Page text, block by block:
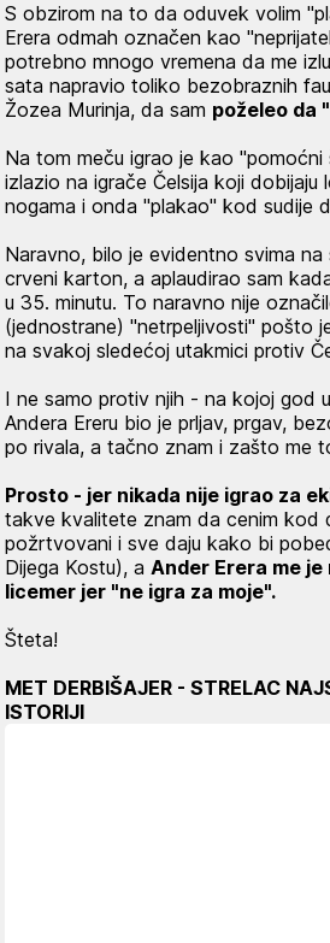
S obzirom na to da oduvek volim
Erera odmah označen kao
potrebno mnogo vremena da me
sata napravio toliko bezobraznih
Žozea Murinja, da sam poželeo da
Na tom meču igrao je kao "pomoćni
izlazio na igrače Čelsija koji dobijaju
nogama i onda "plakao" kod sudije
Naravno, bilo je evidentno svima
crveni karton, a aplaudirao sam
u 35. minutu. To naravno nije
(jednostrane) "netrpeljivosti" pošto
na svakoj sledećoj utakmici protiv
I ne samo protiv njih - na kojoj god
Andera Ereru bio je prljav, prgav,
po rivala, a tačno znam i zašto me
Prosto - jer nikada nije igrao za
takve kvalitete znam da cenim kod
požrtvovani i sve daju kako bi
Dijega Kostu), a Ander Erera me
licemer jer "ne igra za moje".
Šteta!
MET DERBIŠAJER - STRELAC
ISTORIJI